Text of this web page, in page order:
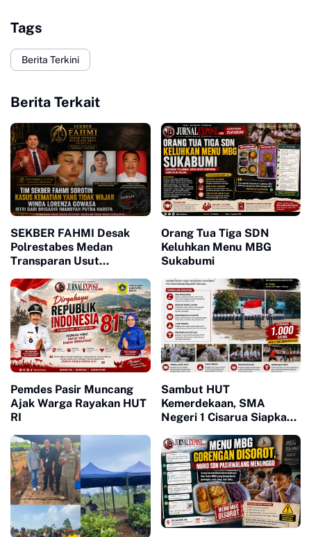
Tags
Berita Terkini
Berita Terkait
SEKBER FAHMI Desak
Polrestabes Medan
Transparan Usut
Orang Tua Tiga SDN
Keluhkan Menu MBG
Sukabumi
Pemdes Pasir Muncang
Ajak Warga Rayakan HUT
RI
Sambut HUT
Kemerdekaan, SMA
Negeri 1 Cisarua Siapkan
Siswa